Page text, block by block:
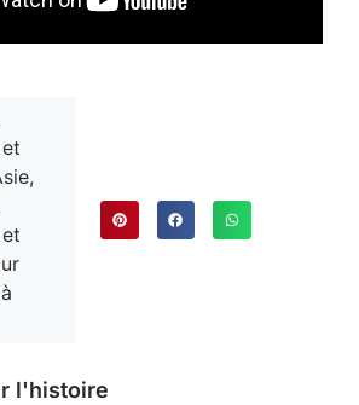
,
l'histoire